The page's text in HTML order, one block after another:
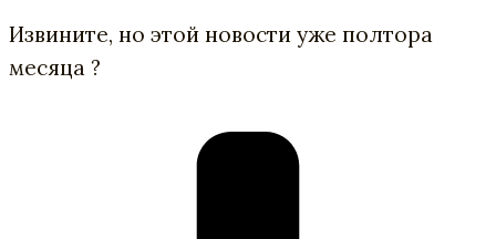
Извините, но этой новости уже полтора
месяца ?